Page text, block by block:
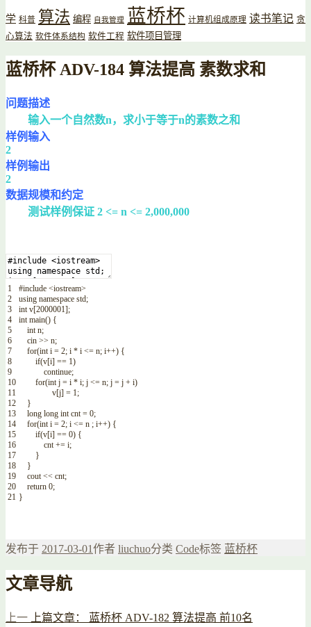
学 科普 算法 编程 自我管理 蓝桥杯 计算机组成原理 读书笔记 贪
心算法 软件体系结构 软件工程 软件项目管理
蓝桥杯 ADV-184 算法提高 素数求和
问题描述
输入一个自然数n，求小于等于n的素数之和
样例输入
2
样例输出
2
数据规模和约定
测试样例保证 2 <= n <= 2,000,000
1
2
3
4
5
6
7
8
9
10
11
12
13
14
15
16
17
18
19
20
21
#include <iostream>
using namespace std;
int v[2000001];
int main() {
int n;
cin >> n;
for(int i = 2; i * i <= n; i++) {
if(v[i] == 1)
continue;
for(int j = i * i; j <= n; j = j + i)
v[j] = 1;
}
long long int cnt = 0;
for(int i = 2; i <= n ; i++) {
if(v[i] == 0) {
cnt += i;
}
}
cout << cnt;
return 0;
}
发布于 2017-03-01作者 liuchuo分类 Code标签 蓝桥杯
文章导航
上一 上篇文章： 蓝桥杯 ADV-182 算法提高 前10名